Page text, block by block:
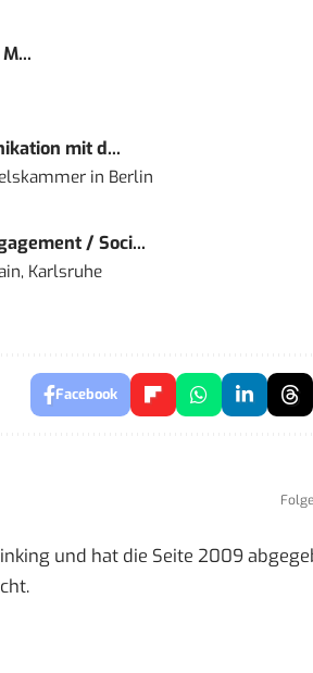
mit d...
in Berlin
/ Soci...
Karlsruhe
Facebook
und hat die Seite 2009